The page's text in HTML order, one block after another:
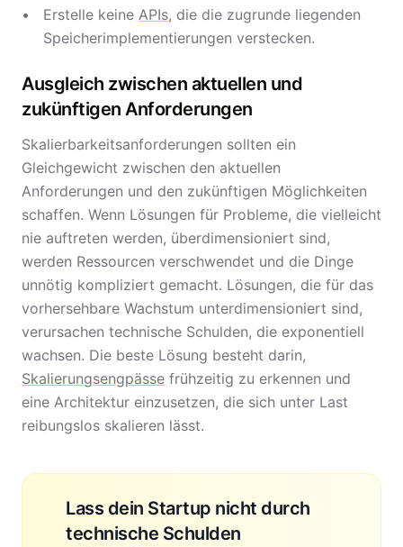
Erstelle keine APIs, die die zugrunde liegenden
Speicherimplementierungen verstecken.
Ausgleich zwischen aktuellen und
zukünftigen Anforderungen
Skalierbarkeitsanforderungen sollten ein
Gleichgewicht zwischen den aktuellen
Anforderungen und den zukünftigen Möglichkeiten
schaffen. Wenn Lösungen für Probleme, die vielleicht
nie auftreten werden, überdimensioniert sind,
werden Ressourcen verschwendet und die Dinge
unnötig kompliziert gemacht. Lösungen, die für das
vorhersehbare Wachstum unterdimensioniert sind,
verursachen technische Schulden, die exponentiell
wachsen. Die beste Lösung besteht darin,
Skalierungsengpässe frühzeitig zu erkennen und
eine Architektur einzusetzen, die sich unter Last
reibungslos skalieren lässt.
Lass dein Startup nicht durch
technische Schulden